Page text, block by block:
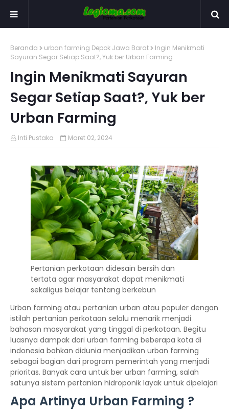
Beranda urban farming Depok Jawa Barat
Ingin Menikmati
Sayuran Segar Setiap Saat?, Yuk ber Urban Farming
Ingin Menikmati Sayuran
Segar Setiap Saat?, Yuk ber
Urban Farming
Inti Pustaka Maret 02, 2024
Pertanian perkotaan didesain bersih dan
tertata agar masyarakat dapat menikmati
sekaligus belajar tentang berkebun
Urban farming atau pertanian urban atau populer dengan
istilah pertanian perkotaan selalu menarik menjadi
bahasan masyarakat yang tinggal di perkotaan. Begitu
luasnya dampak dari urban farming beberapa kota di
indonesia bahkan didunia menjadikan urban farming
sebagai bagian dari program pemerintah yang menjadi
prioritas. Banyak cara untuk ber urban farming, salah
satunya sistem pertanian hidroponik layak untuk dipelajari
Apa Artinya Urban Farming ?